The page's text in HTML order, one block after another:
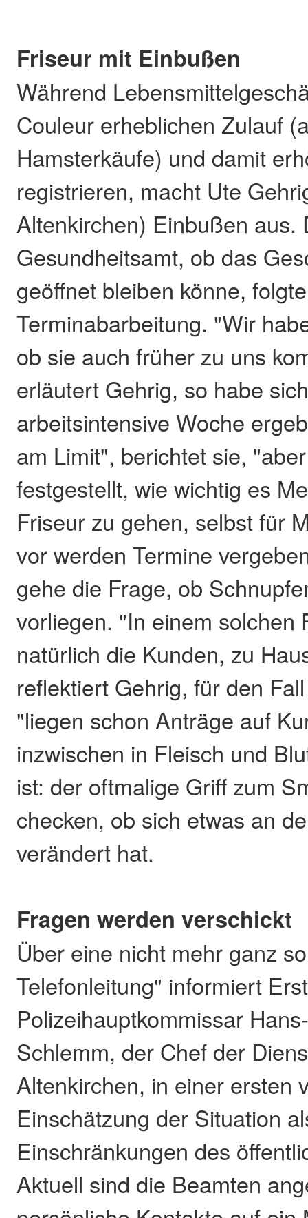
Friseur mit Einbußen
Während
Couleur erheblichen Zulauf
Hamsterkäufe) und damit
registrieren, macht Ute
Altenkirchen) Einbußen aus.
Gesundheitsamt, ob das
geöffnet bleiben könne,
Terminabarbeitung. "Wir
ob sie auch früher zu uns
erläutert Gehrig, so habe
arbeitsintensive Woche
am Limit", berichtet sie,
festgestellt, wie wichtig es
Friseur zu gehen, selbst für
vor werden Termine
gehe die Frage, ob
vorliegen. "In einem solchen
natürlich die Kunden, zu
reflektiert Gehrig, für den
"liegen schon Anträge auf
inzwischen in Fleisch und
ist: der oftmalige Griff zum
checken, ob sich etwas an
verändert hat.
Fragen werden verschickt
Über eine nicht mehr ganz
Telefonleitung" informiert
Polizeihauptkommissar
Schlemm, der Chef der
Altenkirchen, in einer ersten
Einschätzung der Situation
Einschränkungen des
Aktuell sind die Beamten